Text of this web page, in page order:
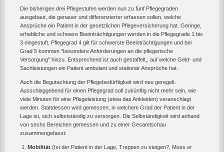
Die bisherigen drei Pflegestufen werden nun zu fünf Pflegegraden
ausgebaut, die genauer und differenzierter erfassen sollen, welche
Ansprüche ein Patient in der gesetzlichen Pflegeversicherung hat. Geringe,
erhebliche und schwere Beeinträchtigungen werden in die Pflegegrade 1 bis
3 eingestuft, Pflegegrad 4 gilt für schwerste Beeinträchtigungen und bei
Grad 5 kommen "besondere Anforderungen an die pflegerische
Versorgung" hinzu. Entsprechend ist auch gestaffelt,, auf welche Geld- und
Sachleistungen ein Patient ambulant und stationär Ansprüche hat.
Auch die Begutachtung der Pflegebedürftigkeit wird neu geregelt.
Ausschlaggebend für einen Pflegegrad soll zukünftig nicht mehr sein, wie
viele Minuten für eine Pflegeleistung (etwa das Ankleiden) veranschlagt
werden. Stattdessen wird gemessen, in welchem Grad der Patient in der
Lage ist, sich selbstständig zu versorgen. Die Selbständigkeit wird anhand
von sechs Bereichen gemessen und zu einer Gesamtschau
zusammengefasst:
Mobilität (Ist der Patient in der Lage, Treppen zu steigen?, Muss er